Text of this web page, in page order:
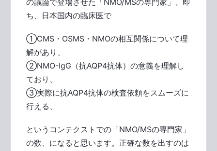
の議論で登場させた「NMO/MSの専門家」、即
ち、日本国内の臨床医で
①CMS・OSMS・NMOの相互関係について理
解があり、
②NMO-IgG（抗AQP4抗体）の意義を理解し
ており、
③実際に抗AQP4抗体の検査依頼をスムーズに
行える、
というコンテクストでの「NMO/MSの専門家」
の数、になると思います。正確な数を出すのは